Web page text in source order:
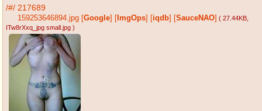
/#/ 217689
159253646894.jpg [Google] [ ImgOps] [iqdb] [SauceNAO] ( 27.44KB
ITw8rXxq_jpg small.jpg )